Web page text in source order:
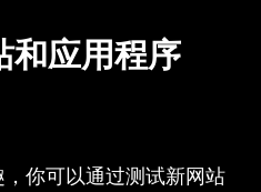
和应用程序
你可以通过测试新网站